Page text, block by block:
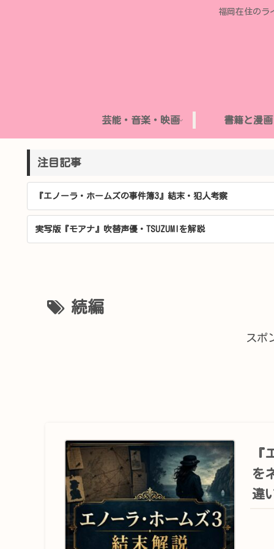
福岡在住のラ
芸能・音楽・映画 書籍と漫画
注目記事
『エノーラ・ホームズの事件簿3』結末・犯人考察
実写版『モアナ』吹替声優・TSUZUMIを解説
続編
スポ
『
を
違